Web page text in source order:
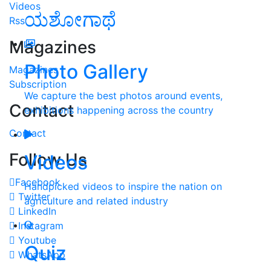
ಯಶೋಗಾಥೆ
Photo Gallery
We capture the best photos around events,
exhibitions happening across the country
Videos
Handpicked videos to inspire the nation on
agriculture and related industry
Quiz
Videos
Rss
Magazines
Magazines
Subscription
Contact
Contact
Follow Us
Facebook
Twitter
LinkedIn
Instagram
Youtube
WhatsApp